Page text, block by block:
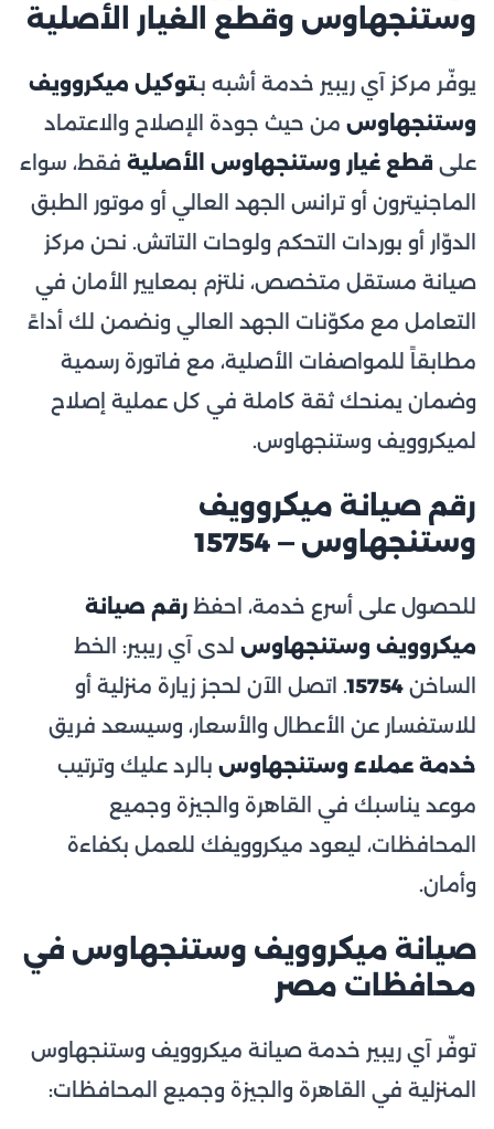
وستنجهاوس وقطع الغيار الأصلية
يوفّر مركز آي ريبير خدمة أشبه بـتوكيل ميكروويف
وستنجهاوس من حيث جودة الإصلاح والاعتماد
على قطع غيار وستنجهاوس الأصلية فقط، سواء
الماجنيترون أو ترانس الجهد العالي أو موتور الطبق
الدوّار أو بوردات التحكم ولوحات التاتش. نحن مركز
صيانة مستقل متخصص، نلتزم بمعايير الأمان في
التعامل مع مكوّنات الجهد العالي ونضمن لك أداءً
مطابقاً للمواصفات الأصلية، مع فاتورة رسمية
وضمان يمنحك ثقة كاملة في كل عملية إصلاح
لميكروويف وستنجهاوس.
رقم صيانة ميكروويف
وستنجهاوس — 15754
للحصول على أسرع خدمة، احفظ رقم صيانة
ميكروويف وستنجهاوس لدى آي ريبير: الخط
الساخن 15754. اتصل الآن لحجز زيارة منزلية أو
للاستفسار عن الأعطال والأسعار، وسيسعد فريق
خدمة عملاء وستنجهاوس بالرد عليك وترتيب
موعد يناسبك في القاهرة والجيزة وجميع
المحافظات، ليعود ميكروويفك للعمل بكفاءة
وأمان.
صيانة ميكروويف وستنجهاوس في
محافظات مصر
توفّر آي ريبير خدمة صيانة ميكروويف وستنجهاوس
المنزلية في القاهرة والجيزة وجميع المحافظات: